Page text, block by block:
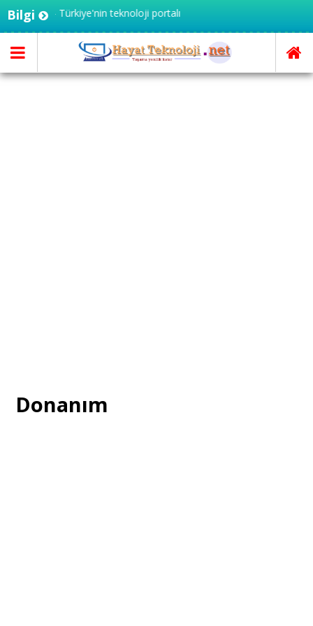
Bilgi - Türkiye'nin teknoloji portalı
Donanım